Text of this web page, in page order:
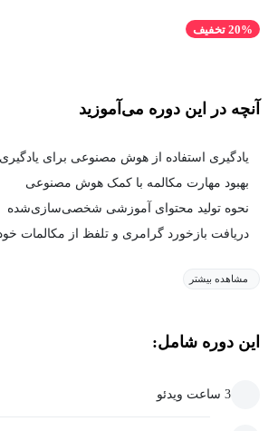
20% تخفیف
آنچه در این دوره می‌آموزید
یادگیری استفاده از هوش مصنوعی برای
بهبود مهارت مکالمه با کمک هوش مصنوعی
نحوه تولید محتوای آموزشی شخصی‌سازی‌شده
دریافت بازخورد گرامری و تلفظ از مکالمات
مشاهده بیشتر
این دوره شامل:
3 ساعت ویدئو